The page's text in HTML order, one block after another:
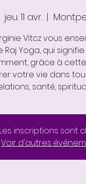
jeu. 11 avr.
  |
Vitcz vous
Raj Yoga, qui
grâce à
votre vie dans
santé,
Les inscriptions sont
Voir d'autres